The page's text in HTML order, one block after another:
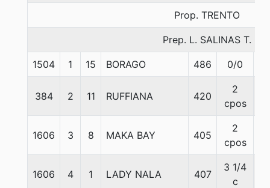
Prop. TRENTO
Prep. L. SALINAS T.
1504 1 15 BORAGO 486 0/0
384 2 11 RUFFIANA 420
2
cpos
1606 3 8 MAKA BAY 405
2
cpos
1606 4 1 LADY NALA 407
3 1/4
c